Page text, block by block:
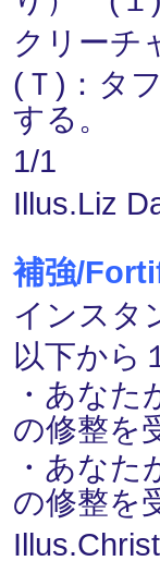
クリーチ
(Ｔ)：タ
する。
1/1
Illus.Liz
補強/
インス
以下から
・あな
の修整を
・あな
の修整を